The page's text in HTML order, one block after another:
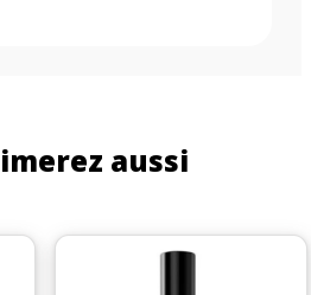
aussi